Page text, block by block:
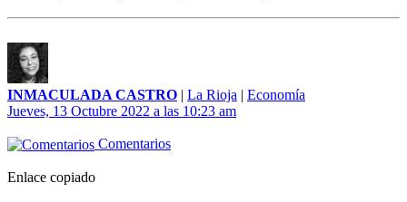
INMACULADA CASTRO | La Rioja | Economía
Jueves, 13 Octubre 2022 a las 10:23 am
Comentarios
Enlace copiado